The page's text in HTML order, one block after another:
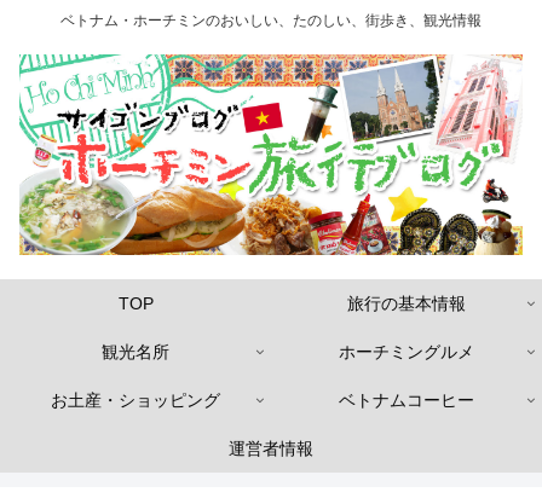
ベトナム・ホーチミンのおいしい、たのしい、街歩き、観光情報
TOP 旅行の基本情報
観光名所 ホーチミングルメ
お土産・ショッピング ベトナムコーヒー
運営者情報